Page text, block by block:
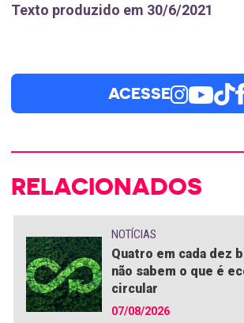
Texto produzido em 30/6/2021
ACESSE
RELACIONADOS
NOTÍCIAS
Quatro em cada dez
não sabem o que é
circular
07/08/2026